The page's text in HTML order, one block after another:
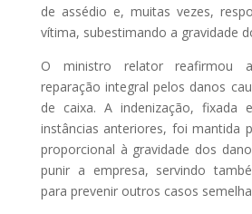
de assédio e, muitas vezes,
vítima, subestimando a gravidade
O ministro relator reafirmou
reparação integral pelos danos
de caixa. A indenização, fixada
instâncias anteriores, foi mantida
proporcional à gravidade dos
punir a empresa, servindo
para prevenir outros casos